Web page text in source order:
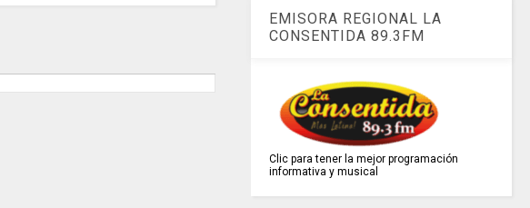
EMISORA REGIONAL LA
CONSENTIDA 89.3FM
Clic para tener la mejor programación
informativa y musical